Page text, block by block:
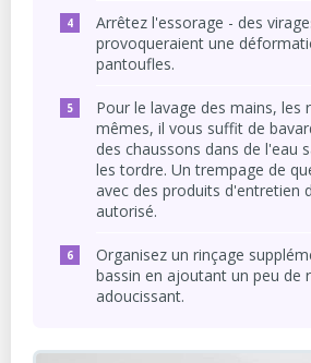
Arrêtez l'essorage - des
provoqueraient une
pantoufles.
Pour le lavage des mains, les
mêmes, il vous suffit de
des chaussons dans de l'eau
les tordre. Un trempage de
avec des produits d'entretien
autorisé.
Organisez un rinçage
bassin en ajoutant un peu de
adoucissant.